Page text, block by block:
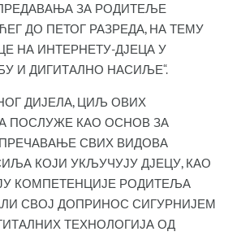
ЗА РОДИТЕЉЕ
ДО ПЕТОГ РАЗРЕДА, НА ТЕМУ
НА ИНТЕРНЕТУ-ДЈЕЦА У
И ДИГИТАЛНО НАСИЉЕ“.
ДИЈЕЛА, ЦИЉ ОВИХ
ПОСЛУЖЕ КАО ОСНОВ ЗА
СВИХ ВИДОВА
КОЈИ УКЉУЧУЈУ ДЈЕЦУ, КАО
КОМПЕТЕНЦИЈЕ РОДИТЕЉА
СВОЈ ДОПРИНОС СИГУРНИЈЕМ
ТЕХНОЛОГИЈА ОД